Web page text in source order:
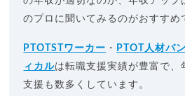
のプロに聞いてみるのがおすすめ
PTOTSTワーカー ・ PTOT人材バ
ィカルは転職支援実績が豊富で、
支援も数多くしています。